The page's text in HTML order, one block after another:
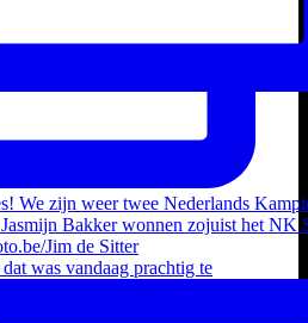
was vandaag prachtig te